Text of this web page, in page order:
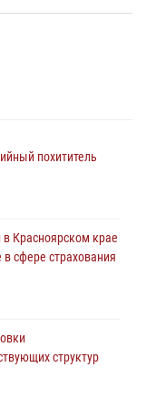
похититель
Красноярском крае
сфере страхования
структур